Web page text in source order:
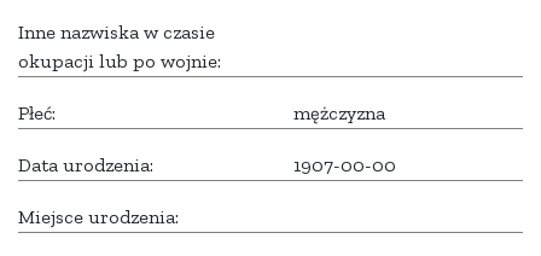
Inne nazwiska w czasie
okupacji lub po wojnie:
Płeć: mężczyzna
Data urodzenia: 1907-00-00
Miejsce urodzenia: